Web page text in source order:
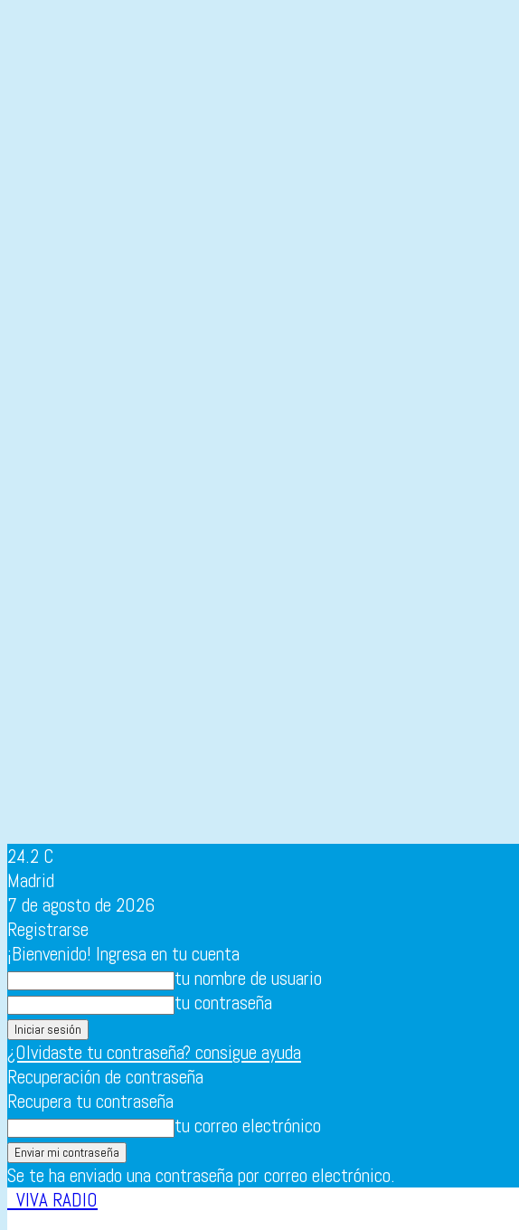
24.2 C
Madrid
7 de agosto de 2026
Registrarse
¡Bienvenido! Ingresa en tu cuenta
tu nombre de usuario
tu contraseña
¿Olvidaste tu contraseña? consigue ayuda
Recuperación de contraseña
Recupera tu contraseña
tu correo electrónico
Se te ha enviado una contraseña por correo electrónico.
VIVA RADIO